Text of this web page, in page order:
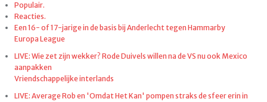
Populair.
Reacties.
Een 16- of 17-jarige in de basis bij Anderlecht tegen Hammarby
Europa League
LIVE: Wie zet zijn wekker? Rode Duivels willen na de VS nu ook Mexico
aanpakken
Vriendschappelijke interlands
LIVE: Average Rob en 'Omdat Het Kan' pompen straks de sfeer erin in